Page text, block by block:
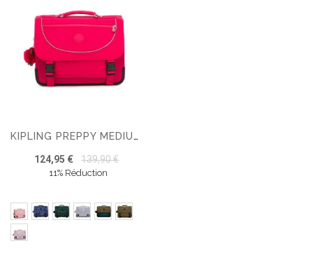
KIPLING PREPPY MEDIUM SAC D'ÉCOLE
124,95 € 139,90 €
11% Réduction